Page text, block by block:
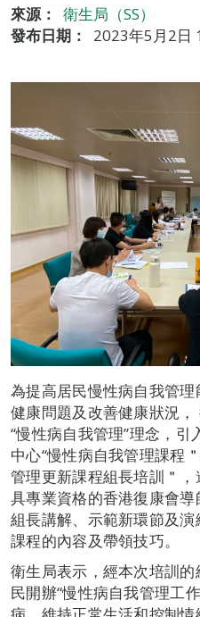
來源：
衛生局（SS）
發布日期：
2023年5月2日
為提高居民慢性病自我管
健康問題及改善健康狀況
“慢性病自我管理”理念，
中心“慢性病自我管理課程
管理更新課程組長培訓＂
具專業資格的香港復康會
組長講解、示範新環節及
課程的內容及帶領技巧。
衛生局表示，經本次培訓
民開辦“慢性病自我管理工